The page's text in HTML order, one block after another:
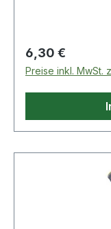
Regulärer Preis:
6,30 €
Preise inkl. MwSt.